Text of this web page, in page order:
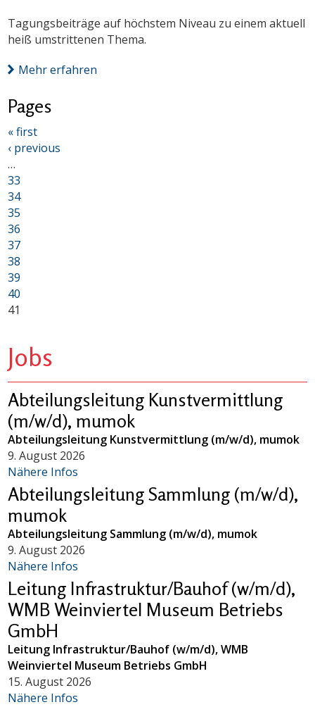
Tagungsbeiträge auf höchstem Niveau zu einem aktuell
heiß umstrittenen Thema.
Mehr erfahren
Pages
« first
‹ previous
…
33
34
35
36
37
38
39
40
41
Jobs
Abteilungsleitung Kunstvermittlung
(m/w/d), mumok
Abteilungsleitung Kunstvermittlung (m/w/d), mumok
9. August 2026
Nähere Infos
Abteilungsleitung Sammlung (m/w/d),
mumok
Abteilungsleitung Sammlung (m/w/d), mumok
9. August 2026
Nähere Infos
Leitung Infrastruktur/Bauhof (w/m/d),
WMB Weinviertel Museum Betriebs
GmbH
Leitung Infrastruktur/Bauhof (w/m/d), WMB
Weinviertel Museum Betriebs GmbH
15. August 2026
Nähere Infos